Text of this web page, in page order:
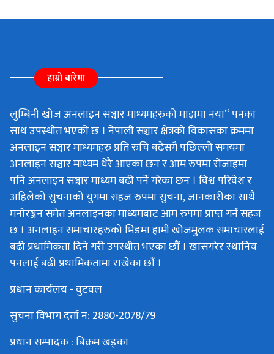
हाम्रो बारेमा
लुम्बिनी खोज अनलाइन सञ्चार माध्यमहरुको माझमा नया“ पनका
साथ उपस्थीत भएको छ । नेपाली सञ्चार क्षेत्रको विकासका क्रममा
अनलाइन सञ्चार माध्यमहरु प्रति रुचि बढेसगै पछिल्लो समयमा
अनलाइन सञ्चार माध्यम धेरै आएका छन र आम रुपमा रोजाइमा
पनि अनलाइन सञ्चार माध्यम बढी पर्ने गरेका छन । विश्व परिवेश र
अहिलेको सुचनाको युगमा सहज रुपमा सुचना, जानकारीका साथै
मनोरञ्जन समेत अनलाइनका माध्यमबाट आम रुपमा प्राप्त गर्न सहज
छ । अनलाइन समाचारहरुको भिडमा हामी खोजमुलक समाचारलाई
बढी प्रथामिकता दिने गरी उपस्थीत भएका छौं । खासगरेर स्थानिय
पनलाई बढी प्रथामिकतामा राखेका छौं ।
प्रधान कार्यलय - वुटवल
सुचना विभाग दर्ता नं: 2880-2078/79
प्रधान सम्पादक : बिक्रम खड्का